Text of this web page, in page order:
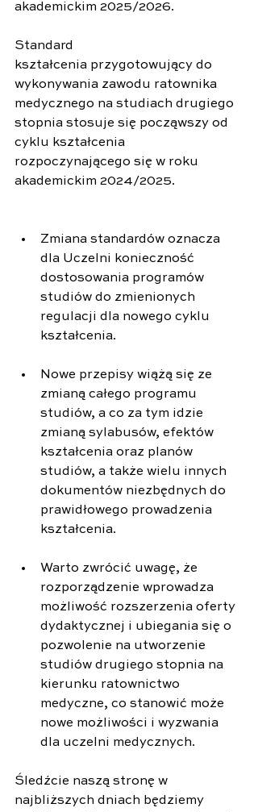
akademickim 2025/2026.
Standard
kształcenia przygotowujący do
wykonywania zawodu ratownika
medycznego na studiach drugiego
stopnia stosuje się począwszy od
cyklu kształcenia
rozpoczynającego się w roku
akademickim 2024/2025.
Zmiana standardów oznacza
dla Uczelni konieczność
dostosowania programów
studiów do zmienionych
regulacji dla nowego cyklu
kształcenia.
Nowe przepisy wiążą się ze
zmianą całego programu
studiów, a co za tym idzie
zmianą sylabusów, efektów
kształcenia oraz planów
studiów, a także wielu innych
dokumentów niezbędnych do
prawidłowego prowadzenia
kształcenia.
Warto zwrócić uwagę, że
rozporządzenie wprowadza
możliwość rozszerzenia oferty
dydaktycznej i ubiegania się o
pozwolenie na utworzenie
studiów drugiego stopnia na
kierunku ratownictwo
medyczne, co stanowić może
nowe możliwości i wyzwania
dla uczelni medycznych.
Śledźcie naszą stronę w
najbliższych dniach będziemy